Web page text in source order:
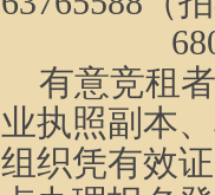
有意竞租
业执照副本、
组织凭有效